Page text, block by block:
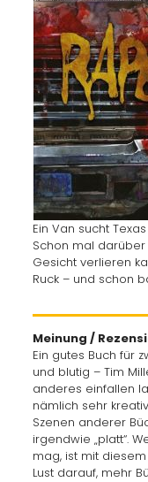
Ein Van sucht
Schon mal
Gesicht verlieren
Ruck – und schon
Meinung /
Ein gutes Buch für
und blutig – Tim
anderes einfallen
nämlich sehr
Szenen anderer
irgendwie „platt“.
mag, ist mit
Lust darauf, mehr